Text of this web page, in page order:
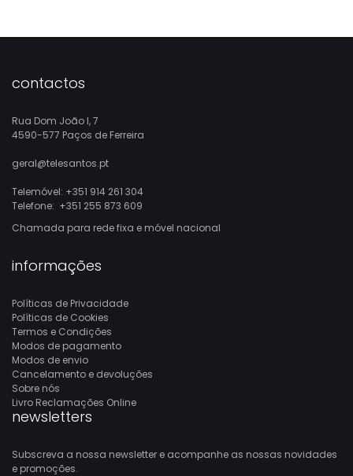
contactos
Rua Dom João I, 7
4590-577 Paços de Ferreira
geral@telesantos.pt
Telemóvel: +351 914 261 304
Telefone: +351 255 873 609
Chamada para rede fixa e móvel nacional
informações
Políticas de Privacidade
Políticas de Cookies
Termos e Condições
Modos de pagamento
Modos de envio
Cancelamento e devoluções
Sobre nós
Livro Reclamações Online
newsletters
Subscreva a nossa newsletter e acompanhe as nossas novidades
e promoções.